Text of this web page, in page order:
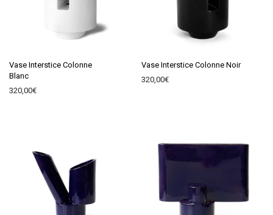
Vase Interstice Colonne
Blanc
320,00€
Vase Interstice Colonne Noir
320,00€